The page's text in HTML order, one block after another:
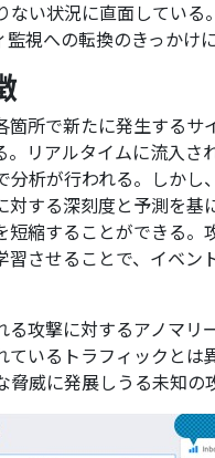
い状況に直面している
視への転換のきっかけに
所で新たに発生するサ
リアルタイムに流入さ
析が行われる。しかし
する深刻度と予測を
縮することができる
させることで、イベン
攻撃に対するアノマリ
いるトラフィックと
威に発展しうる未知の